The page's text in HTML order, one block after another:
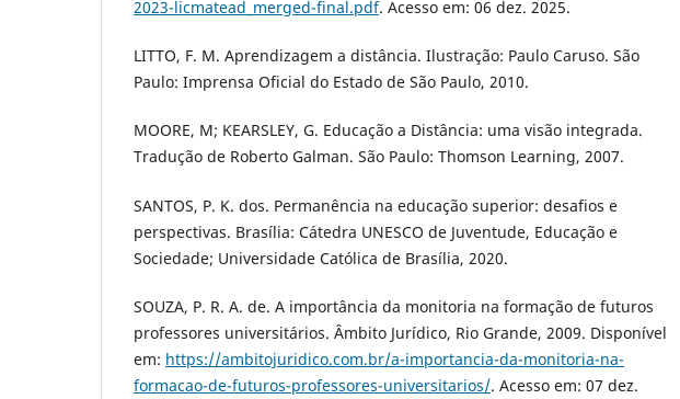
2023-licmatead_merged-final.pdf. Acesso em: 06 dez. 2025.
LITTO, F. M. Aprendizagem a distância. Ilustração: Paulo Caruso. São
Paulo: Imprensa Oficial do Estado de São Paulo, 2010.
MOORE, M; KEARSLEY, G. Educação a Distância: uma visão integrada.
Tradução de Roberto Galman. São Paulo: Thomson Learning, 2007.
SANTOS, P. K. dos. Permanência na educação superior: desafios e
perspectivas. Brasília: Cátedra UNESCO de Juventude, Educação e
Sociedade; Universidade Católica de Brasília, 2020.
SOUZA, P. R. A. de. A importância da monitoria na formação de futuros
professores universitários. Âmbito Jurídico, Rio Grande, 2009. Disponível
em: https://ambitojuridico.com.br/a-importancia-da-monitoria-na-
formacao-de-futuros-professores-universitarios/. Acesso em: 07 dez.